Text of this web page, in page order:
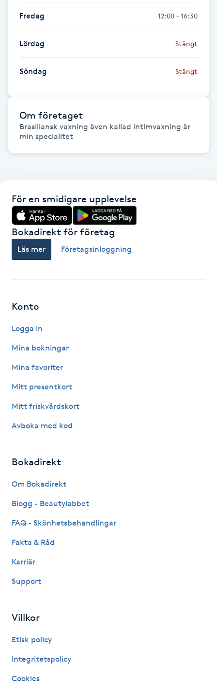
Hudföryngring
Huduppstramning
Hyperhidros
Hypnos
Hårborttagning
Hårbottenbehandling
Hårförlängning
Hälsa
Hälsprickor
Idrottsmassage
IPL
IPL hårborttagning
Katun fransar
Kemisk peeling
Fredag 12:00 - 16:30
Lördag Stängt
Söndag Stängt
Om företaget
Brasiliansk vaxning även kallad intimvaxning är
min specialitet
För en smidigare upplevelse
Bokadirekt för företag
Läs mer Företagsinloggning
Konto
Logga in
Mina bokningar
Mina favoriter
Mitt presentkort
Mitt friskvårdskort
Avboka med kod
Bokadirekt
Om Bokadirekt
Blogg - Beautylabbet
FAQ - Skönhetsbehandlingar
Fakta & Råd
Karriär
Support
Villkor
Etisk policy
Integritetspolicy
Cookies